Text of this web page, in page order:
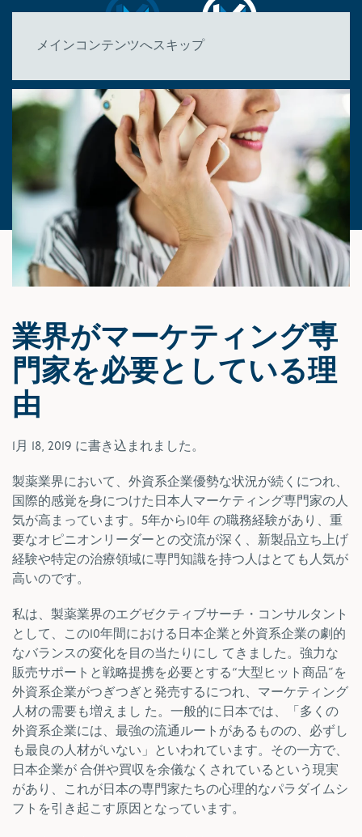
メインコンテンツへスキップ
業界がマーケティング専
門家を必要としている理
由
1月 18, 2019 に書き込まれました。
製薬業界において、外資系企業優勢な状況が続くにつれ、
国際的感覚を身につけた日本人マーケティング専門家の人
気が高まっています。5年から10年 の職務経験があり、重
要なオピニオンリーダーとの交流が深く、新製品立ち上げ
経験や特定の治療領域に専門知識を持つ人はとても人気が
高いのです。
私は、製薬業界のエグゼクティブサーチ・コンサルタント
として、この10年間における日本企業と外資系企業の劇的
なバランスの変化を目の当たりにし てきました。強力な
販売サポートと戦略提携を必要とする“大型ヒット商品”を
外資系企業がつぎつぎと発売するにつれ、マーケティング
人材の需要も増えまし た。一般的に日本では、「多くの
外資系企業には、最強の流通ルートがあるものの、必ずし
も最良の人材がいない」といわれています。その一方で、
日本企業が 合併や買収を余儀なくされているという現実
があり、これが日本の専門家たちの心理的なパラダイムシ
フトを引き起こす原因となっています。